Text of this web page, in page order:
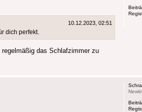
10.12.2023, 02:51
dich perfekt.
das Schlafzimmer zu